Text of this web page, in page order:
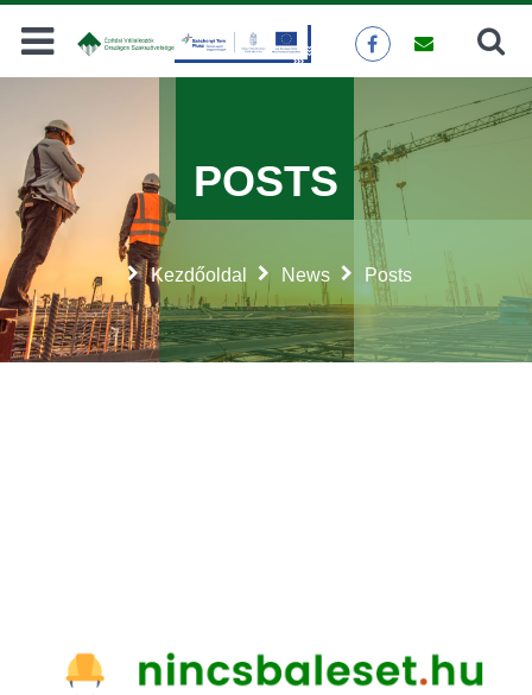
Search
Kezdőoldal News Posts
POSTS